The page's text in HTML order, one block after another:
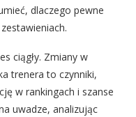
dlaczego pewne
ciągły. Zmiany w
trenera to czynniki,
w rankingach i szanse
uwadze, analizując